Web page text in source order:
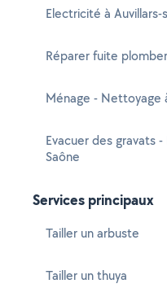
Electricité à Auvillars-
Réparer fuite
Ménage - Nettoyage
Evacuer des gravats
Saône
Services principaux
Tailler un arbuste
Tailler un thuya